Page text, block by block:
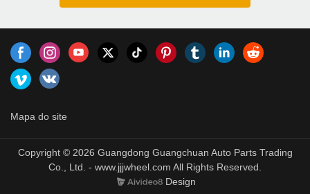
Mapa do site
Copyright © 2026 Guangdong Guangchuan Auto Parts Trading
Co., Ltd. - www.jjjwheel.com All Rights Reserved.
Design